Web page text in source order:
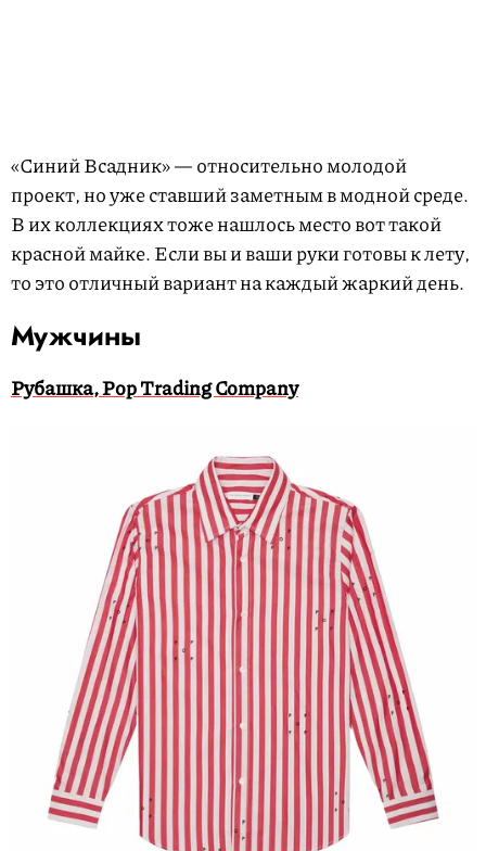
«Синий Всадник» — относительно молодой
проект, но уже ставший заметным в модной среде.
В их коллекциях тоже нашлось место вот такой
красной майке. Если вы и ваши руки готовы к лету,
то это отличный вариант на каждый жаркий день.
Мужчины
Рубашка, Pop Trading Company